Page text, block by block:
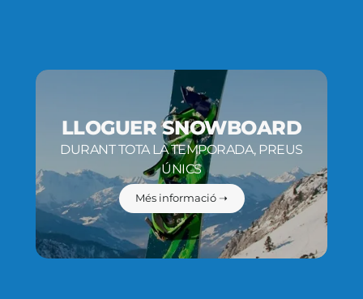
LLOGUER SNOWBOARD
DURANT TOTA LA TEMPORADA, PREUS
ÚNICS
Més informació ➝